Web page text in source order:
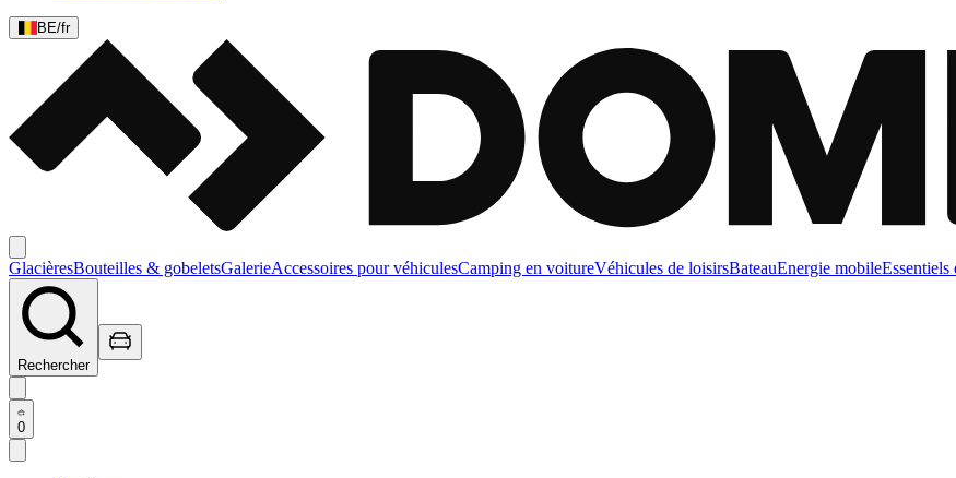
BE/fr
GlacièresBouteilles & gobeletsGalerieAccessoires pour véhiculesCamping en voitureVéhicules de loisirsBateauEnergie mobileEssentiels
Rechercher
0